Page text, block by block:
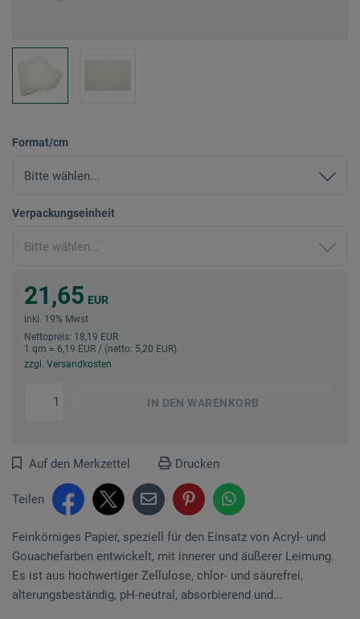
Format/cm
Verpackungseinheit
21,65 EUR
inkl. 19% Mwst
Nettopreis: 18,19 EUR
1 qm = 6,19 EUR / (netto: 5,20 EUR)
zzgl. Versandkosten
IN DEN WARENKORB
Auf den Merkzettel Drucken
Teilen
Feinkörniges Papier, speziell für den Einsatz von Acryl- und
Gouachefarben entwickelt, mit innerer und äußerer Leimung.
Es ist aus hochwertiger Zellulose, chlor- und säurefrei,
alterungsbeständig, pH-neutral, absorbierend und...